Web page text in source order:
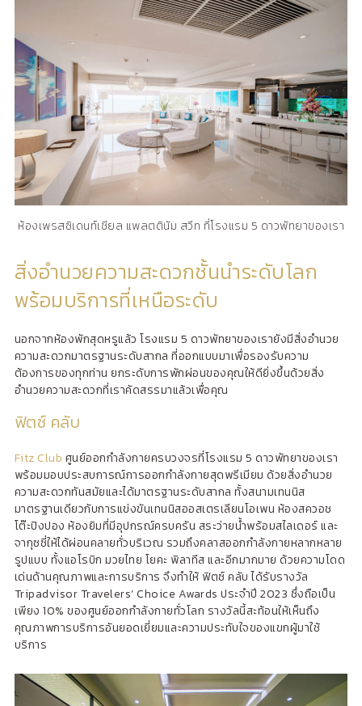
ห้องเพรสซิเดนท์เชียล แพลตตินัม สวีท ที่โรงแรม 5 ดาวพัทยาของเรา
สิ่งอำนวยความสะดวกชั้นนำระดับโลก
พร้อมบริการที่เหนือระดับ
นอกจากห้องพักสุดหรูแล้ว โรงแรม 5 ดาวพัทยาของเรายังมีสิ่งอำนวย
ความสะดวกมาตรฐานระดับสากล ที่ออกแบบมาเพื่อรองรับความ
ต้องการของทุกท่าน ยกระดับการพักผ่อนของคุณให้ดียิ่งขึ้นด้วยสิ่ง
อำนวยความสะดวกที่เราคัดสรรมาแล้วเพื่อคุณ
ฟิตซ์ คลับ
Fitz Club ศูนย์ออกกำลังกายครบวงจรที่โรงแรม 5 ดาวพัทยาของเรา
พร้อมมอบประสบการณ์การออกกำลังกายสุดพรีเมียม ด้วยสิ่งอำนวย
ความสะดวกทันสมัยและได้มาตรฐานระดับสากล ทั้งสนามเทนนิส
มาตรฐานเดียวกับการแข่งขันเทนนิสออสเตรเลียนโอเพน ห้องสควอช
โต๊ะปิงปอง ห้องยิมที่มีอุปกรณ์ครบครัน สระว่ายน้ำพร้อมสไลเดอร์ และ
จากุซซี่ให้ได้ผ่อนคลายทั่วบริเวณ รวมถึงคลาสออกกำลังกายหลากหลาย
รูปแบบ ทั้งแอโรบิก มวยไทย โยคะ พิลาทีส และอีกมากมาย ด้วยความโดด
เด่นด้านคุณภาพและการบริการ จึงทำให้ ฟิตซ์ คลับ ได้รับรางวัล
Tripadvisor Travelers’ Choice Awards ประจำปี 2023 ซึ่งถือเป็น
เพียง 10% ของศูนย์ออกกำลังกายทั่วโลก รางวัลนี้สะท้อนให้เห็นถึง
คุณภาพการบริการอันยอดเยี่ยมและความประทับใจของแขกผู้มาใช้
บริการ